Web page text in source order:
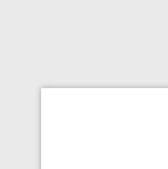
Toute la